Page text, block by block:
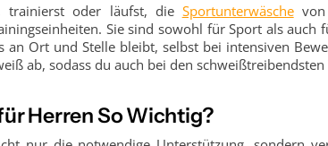
trainierst oder läufst, die Sportunterwäschevon
Sie sind sowohl für Sport als auch
an Ort und Stelle bleibt, selbst bei intensiven
ab, sodass du auch bei den
Herren So Wichtig?